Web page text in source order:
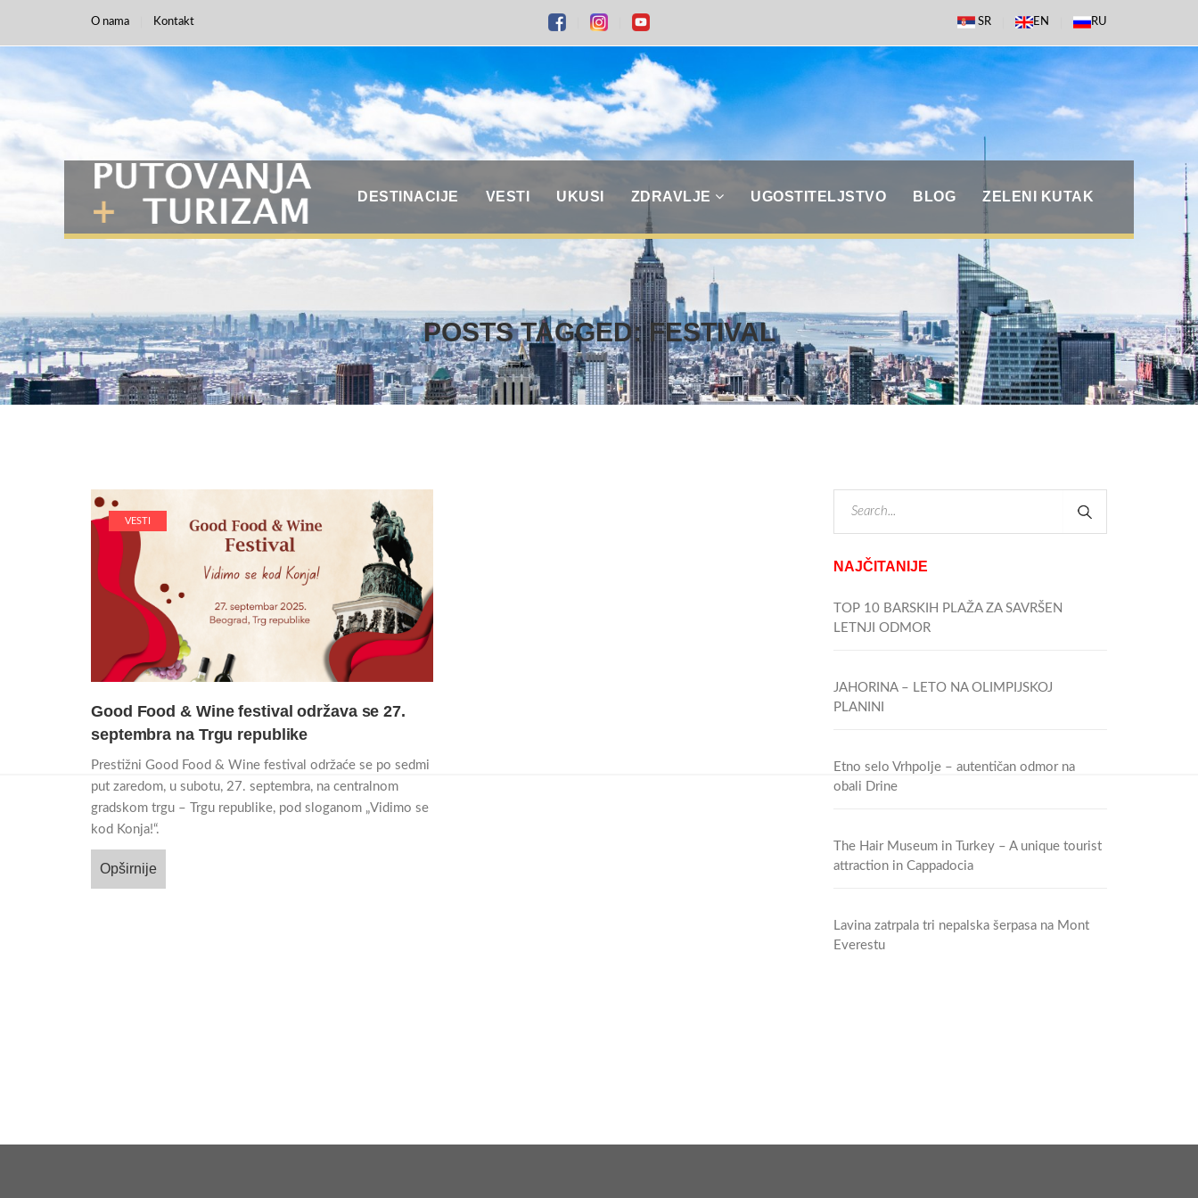
O nama Kontakt SR EN RU
DESTINACIJE VESTI UKUSI ZDRAVLJE UGOSTITELJSTVO BLOG ZELENI KUTAK
POSTS TAGGED: FESTIVAL
VESTI
Good Food & Wine festival održava se 27.
septembra na Trgu republike
Prestižni Good Food & Wine festival održaće se po sedmi
put zaredom, u subotu, 27. septembra, na centralnom
gradskom trgu – Trgu republike, pod sloganom „Vidimo se
kod Konja!“.
Opširnije
NAJČITANIJE
TOP 10 BARSKIH PLAŽA ZA SAVRŠEN
LETNJI ODMOR
JAHORINA – LETO NA OLIMPIJSKOJ
PLANINI
Etno selo Vrhpolje – autentičan odmor na
obali Drine
The Hair Museum in Turkey – A unique tourist
attraction in Cappadocia
Lavina zatrpala tri nepalska šerpasa na Mont
Everestu